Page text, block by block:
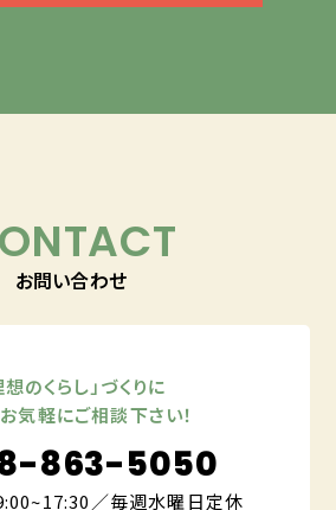
お問い合わせ
想のくらし」づくりに
気軽にご相談下さい！
863-5050
／毎週水曜日定休